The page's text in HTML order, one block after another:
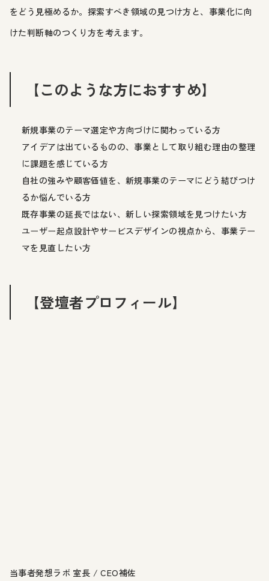
をどう見極めるか。探索すべき領域の見つけ方と、事業化に向
けた判断軸のつくり方を考えます。
【このような方におすすめ】
新規事業のテーマ選定や方向づけに関わっている方
アイデアは出ているものの、事業として取り組む理由の整理
に課題を感じている方
自社の強みや顧客価値を、新規事業のテーマにどう結びつけ
るか悩んでいる方
既存事業の延長ではない、新しい探索領域を見つけたい方
ユーザー起点設計やサービスデザインの視点から、事業テー
マを見直したい方
【登壇者プロフィール】
当事者発想ラボ 室長 / CEO補佐